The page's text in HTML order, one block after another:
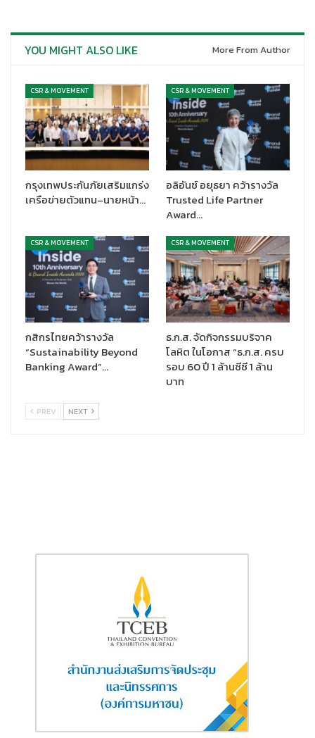
YOU MIGHT ALSO LIKE More From Author
CSR & MOVEMENT
กรุงเทพประกันภัยเสริมแกร่ง
เครือข่ายตัวแทน–นายหน้า…
CSR & MOVEMENT
อลิอันซ์ อยุธยา คว้ารางวัล
Trusted Life Partner
Award…
CSR & MOVEMENT
กสิกรไทยคว้ารางวัล
“Sustainability Beyond
Banking Award”…
CSR & MOVEMENT
ธ.ก.ส. จัดกิจกรรมบริจาค
โลหิต ในโอกาส “ธ.ก.ส. ครบ
รอบ 60 ปี 1 ล้านซีซี 1 ล้าน
บาท
PREV NEXT